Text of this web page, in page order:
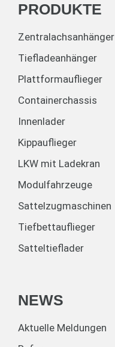
PRODUKTE
Zentralachsanhänger
Tiefladeanhänger
Plattformauflieger
Containerchassis
Innenlader
Kippauflieger
LKW mit Ladekran
Modulfahrzeuge
Sattelzugmaschinen
Tiefbettauflieger
Satteltieflader
NEWS
Aktuelle Meldungen